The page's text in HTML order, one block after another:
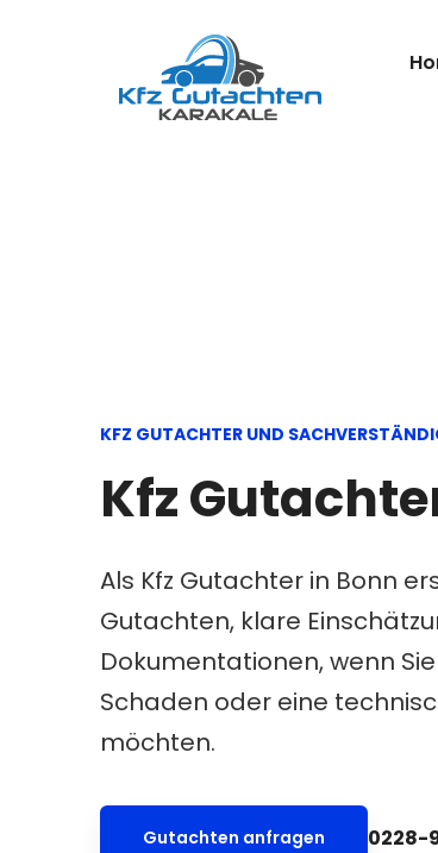
KFZ GUTACHTER UND
Kfz
Als Kfz Gutachter in Bonn
Gutachten, klare
Dokumentationen, wenn
Schaden oder eine
möchten.
Gutachten anfragen 0228-